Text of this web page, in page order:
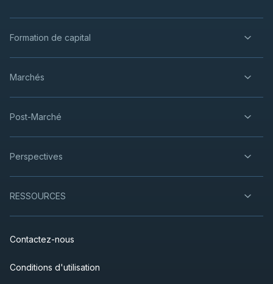
Formation de capital
Marchés
Post-Marché
Perspectives
RESSOURCES
Contactez-nous
Conditions d'utilisation